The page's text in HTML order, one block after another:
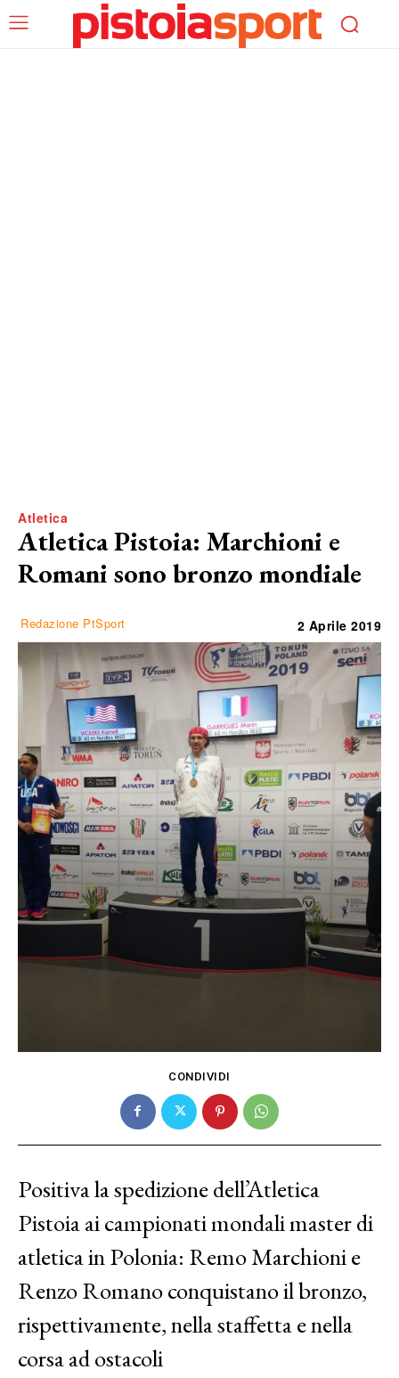
Atletica
Atletica Pistoia: Marchioni e
Romani sono bronzo mondiale
Redazione PtSport 2 Aprile 2019
CONDIVIDI
Positiva la spedizione dell’Atletica
Pistoia ai campionati mondali master di
atletica in Polonia: Remo Marchioni e
Renzo Romano conquistano il bronzo,
rispettivamente, nella staffetta e nella
corsa ad ostacoli